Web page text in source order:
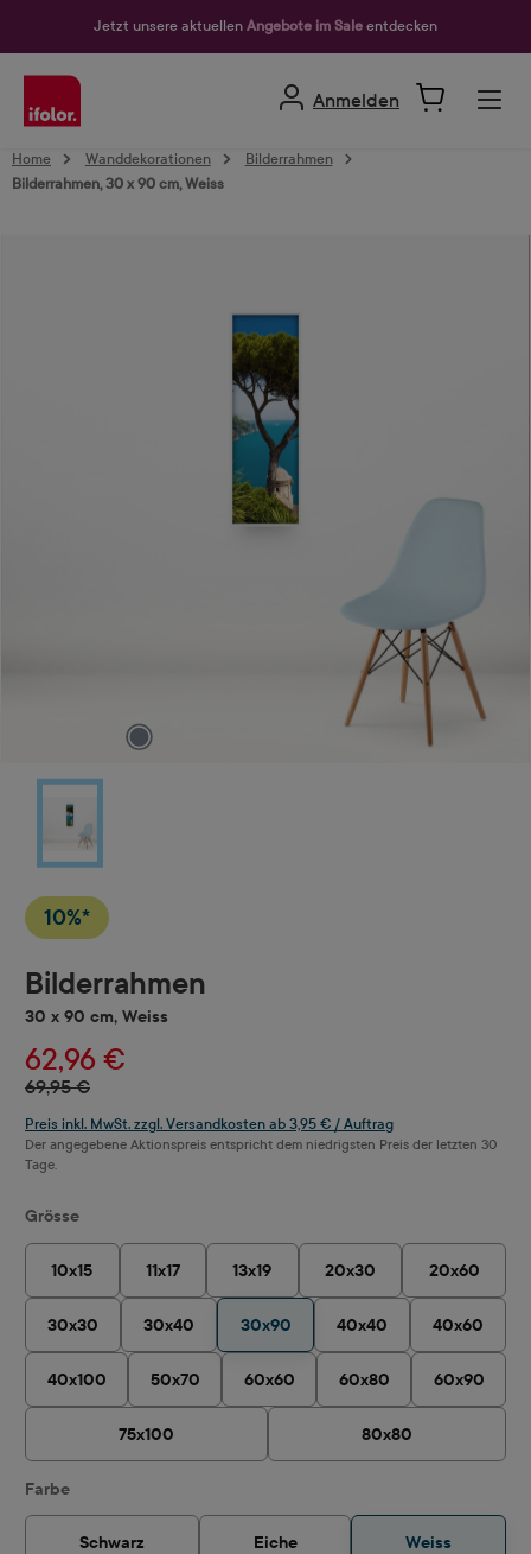
Jetzt unsere aktuellen Angebote im Sale entdecken
Anmelden
Home Wanddekorationen
Bilderrahmen
Bilderrahmen, 30 x 90 cm, Weiss
10%*
Bilderrahmen
30 x 90 cm, Weiss
62,96 €
69,95 €
Preis inkl. MwSt. zzgl. Versandkosten ab 3,95 € / Auftrag
Der angegebene Aktionspreis entspricht dem niedrigsten Preis der letzten 30
Tage.
Grösseauswählen
10x15 11x17 13x19 20x30 20x60
30x30 30x40 30x90 40x40 40x60
40x100 50x70 60x60 60x80 60x90
75x100 80x80
Farbeauswählen
Schwarz Eiche Weiss